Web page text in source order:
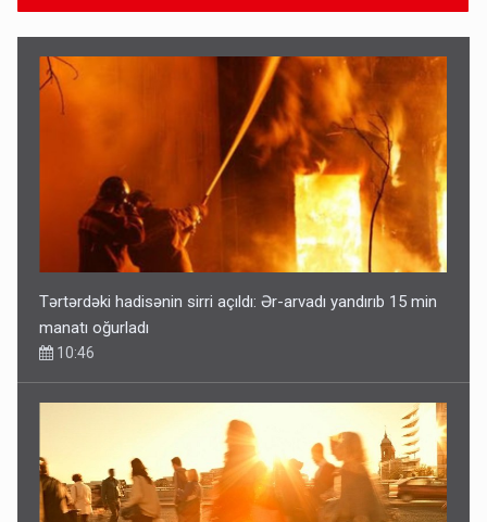
Tərtərdəki hadisənin sirri açıldı: Ər-arvadı yandırıb 15 min
manatı oğurladı
10:46